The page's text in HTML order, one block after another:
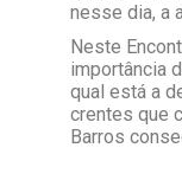
nesse dia, a
Neste
importância
qual está a
crentes que
Barros